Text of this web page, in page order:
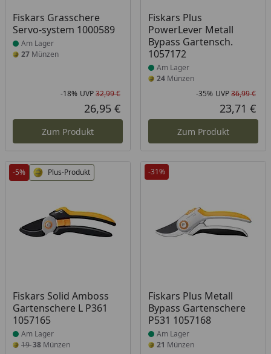
Fiskars Grasschere
Servo-system 1000589
Produkt am Lager
Am Lager
27 Münzen
Rabatt in Prozent
-18%
Ursprünglicher Preis
UVP32,99 €
Aktueller Preis
26,95 €
Zum Produkt
Fiskars Plus
PowerLever Metall
Bypass Gartensch.
1057172
Produkt am Lager
Am Lager
24Münzen
-35% UVP36,99 €
23,71 €
Zum Produkt
-5% Plus-Produkt
Fiskars Solid Amboss
Gartenschere L P361
1057165
Produkt am Lager
Am Lager
1938 Münzen
-31%
Fiskars Plus Metall
Bypass Gartenschere
P531 1057168
Produkt am Lager
Am Lager
21 Münzen